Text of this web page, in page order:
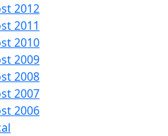
2012
2011
2010
2009
2008
2007
2006